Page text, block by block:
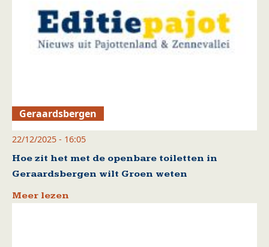
Geraardsbergen
22/12/2025 - 16:05
Hoe zit het met de openbare toiletten in
Geraardsbergen wilt Groen weten
Meer lezen